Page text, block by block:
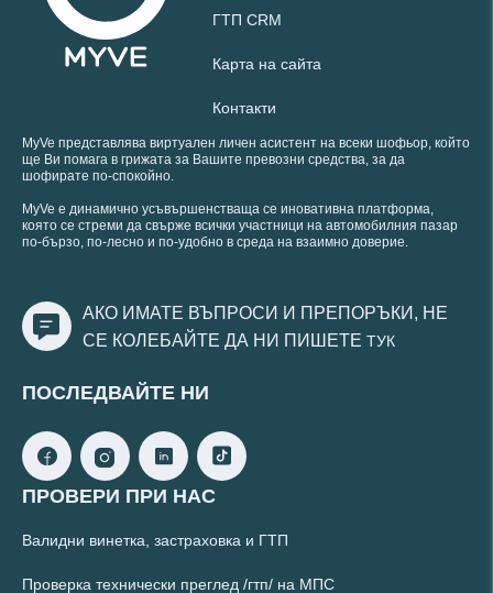
ГТП CRM
Карта на сайта
Контакти
MyVe представлява виртуален личен асистент на всеки шофьор, който
ще Ви помага в грижата за Вашите превозни средства, за да
шофирате по-спокойно.
MyVe е динамично усъвършенстваща се иновативна платформа,
която се стреми да свърже всички участници на автомобилния пазар
по-бързо, по-лесно и по-удобно в среда на взаимно доверие.
АКО ИМАТЕ ВЪПРОСИ И ПРЕПОРЪКИ, НЕ
СЕ КОЛЕБАЙТЕ ДА НИ ПИШЕТЕ ТУК
ПОСЛЕДВАЙТЕ НИ
ПРОВЕРИ ПРИ НАС
Валидни винетка, застраховка и ГТП
Проверка технически преглед /гтп/ на МПС